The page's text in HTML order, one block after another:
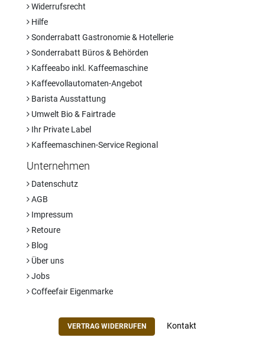
Widerrufsrecht
Hilfe
Sonderrabatt Gastronomie & Hotellerie
Sonderrabatt Büros & Behörden
Kaffeeabo inkl. Kaffeemaschine
Kaffeevollautomaten-Angebot
Barista Ausstattung
Umwelt Bio & Fairtrade
Ihr Private Label
Kaffeemaschinen-Service Regional
Unternehmen
Datenschutz
AGB
Impressum
Retoure
Blog
Über uns
Jobs
Coffeefair Eigenmarke
VERTRAG WIDERRUFEN Kontakt